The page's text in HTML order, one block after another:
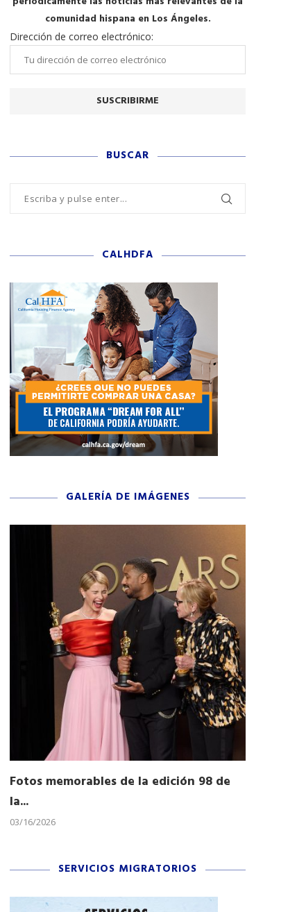
comunidad hispana en Los Ángeles.
Dirección de correo electrónico:
BUSCAR
CALHDFA
GALERÍA DE IMÁGENES
Fotos memorables de la edición 98 de
la...
03/16/2026
SERVICIOS MIGRATORIOS